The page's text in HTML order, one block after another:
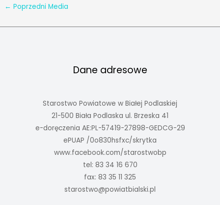
← Poprzedni Media
Dane adresowe
Starostwo Powiatowe w Białej Podlaskiej
21-500 Biała Podlaska ul. Brzeska 41
e-doręczenia AE:PL-57419-27898-GEDCG-29
ePUAP /0o830hsfxc/skrytka
www.facebook.com/starostwobp
tel: 83 34 16 670
fax: 83 35 11 325
starostwo@powiatbialski.pl